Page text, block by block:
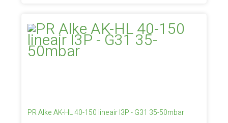
PR Alke AK-HL 40-150 lineair I3P - G31 35-50mbar